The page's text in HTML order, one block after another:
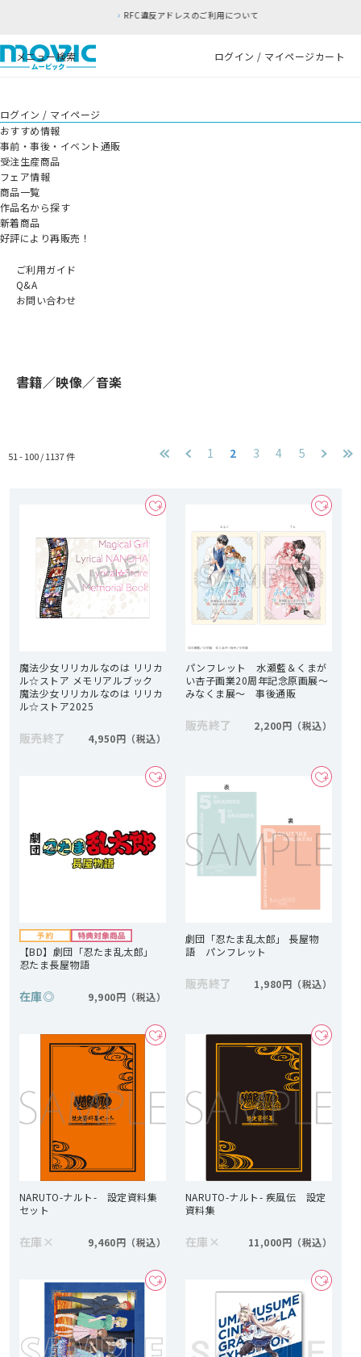
RFC違反アドレスのご利用について
メニュー検索 ログイン / マイページカート
ログイン / マイページ
おすすめ情報
事前・事後・イベント通販
受注生産商品
フェア情報
商品一覧
作品名から探す
新着商品
好評により再販売！
ご利用ガイド
Q&A
お問い合わせ
書籍／映像／音楽
51 - 100 /1137件 1 2 3 4 5
魔法少女リリカルなのは リリカ
ル☆ストア メモリアルブック
魔法少女リリカルなのは リリカ
ル☆ストア2025
販売終了 4,950円
パンフレット 水瀬藍＆くまが
い杏子画業20周年記念原画展～
みなくま展～ 事後通販
販売終了 2,200円
【BD】劇団「忍たま乱太郎」
忍たま長屋物語
在庫◎ 9,900円
劇団「忍たま乱太郎」 長屋物
語 パンフレット
販売終了 1,980円
NARUTO-ナルト- 設定資料集
セット
在庫 × 9,460円
NARUTO-ナルト- 疾風伝 設定
資料集
在庫 × 11,000円